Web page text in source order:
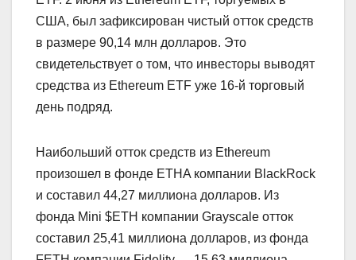
США, был зафиксирован чистый отток средств
в размере 90,14 млн долларов. Это
свидетельствует о том, что инвесторы выводят
средства из Ethereum ETF уже 16-й торговый
день подряд.
Наибольший отток средств из Ethereum
произошел в фонде ETHA компании BlackRock
и составил 44,27 миллиона долларов. Из
фонда Mini $ETH компании Grayscale отток
составил 25,41 миллиона долларов, из фонда